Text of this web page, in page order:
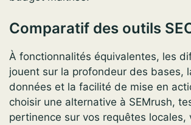
Comparatif des outils
À fonctionnalités équivalentes, les
jouent sur la profondeur des bases,
données et la facilité de mise en
choisir une alternative à SEMrush,
pertinence sur vos requêtes locales,